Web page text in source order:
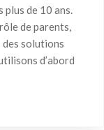
de 10 ans.
de parents,
des solutions
d’abord